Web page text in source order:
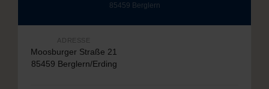
85459 Berglern
ADRESSE
Moosburger Straße 21
85459 Berglern/Erding